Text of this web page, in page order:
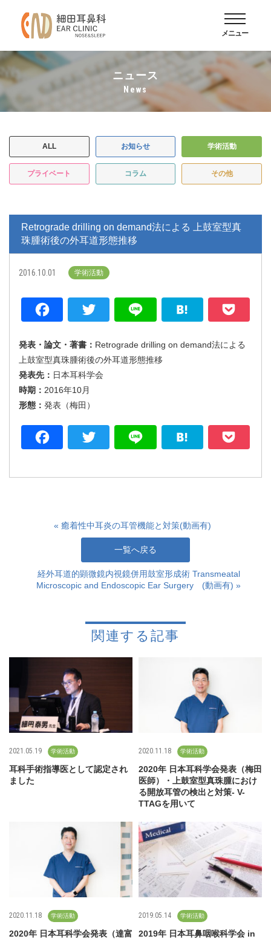
メニュー
ニュース
news
ALL お知らせ 学術活動
プライベート コラム その他
Retrograde drilling on demand法による 上鼓室型真
珠腫術後の外耳道形態推移
2016.10.01 学術活動
Facebook
Twitter Line Hatena
発表・論文・著書： Retrograde drilling on demand法による
上鼓室型真珠腫術後の外耳道形態推移
発表先： 日本耳科学会
時期： 2016年10月
形態： 発表（梅田）
Facebook
Twitter Line Hatena
« 癒着性中耳炎の耳管機能と対策(動画有)
一覧へ戻る
経外耳道的顕微鏡内視鏡併用鼓室形成術 Transmeatal
Microscopic and Endoscopic Ear Surgery (動画有) »
関連する記事
2021.05.19 学術活動
耳科手術指導医として認定され
ました
2020.11.18 学術活動
2020年 日本耳科学会発表（梅田
医師）・上鼓室型真珠腫におけ
る開放耳管の検出と対策- V-
TTAGを用いて
2020.11.18 学術活動
2020年 日本耳科学会発表（達富
2019.05.14 学術活動
2019年 日本耳鼻咽喉科学会 in